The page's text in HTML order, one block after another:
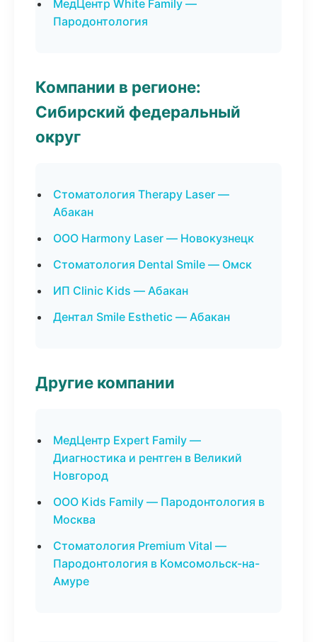
МедЦентр White Family —
Пародонтология
Компании в регионе:
Сибирский федеральный
округ
Стоматология Therapy Laser —
Абакан
ООО Harmony Laser — Новокузнецк
Стоматология Dental Smile — Омск
ИП Clinic Kids — Абакан
Дентал Smile Esthetic — Абакан
Другие компании
МедЦентр Expert Family —
Диагностика и рентген в Великий
Новгород
ООО Kids Family — Пародонтология в
Москва
Стоматология Premium Vital —
Пародонтология в Комсомольск-на-
Амуре